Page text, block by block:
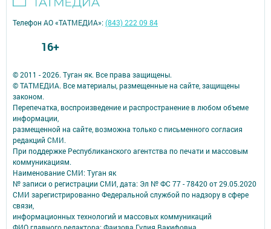
© 2011 - 2026. Туган як. Все права защищены.
© ТАТМЕДИА. Все материалы, размещенные на сайте, защищены
законом.
Перепечатка, воспроизведение и распространение в любом объеме
информации,
размещенной на сайте, возможна только с письменного согласия
редакций СМИ.
При поддержке Республиканского агентства по печати и массовым
коммуникациям.
Наименование СМИ: Туган як
№ записи о регистрации СМИ, дата: Эл № ФС 77 - 78420 от 29.05.2020
СМИ зарегистрированно Федеральной службой по надзору в сфере
связи,
информационных технологий и массовых коммуникаций
Телефон АО «ТАТМЕДИА»:(843) 222 09 84
16+